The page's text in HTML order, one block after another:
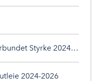
Arbeidslederavtalen Forbundet Styrke 2024 - 2026
2024-2026